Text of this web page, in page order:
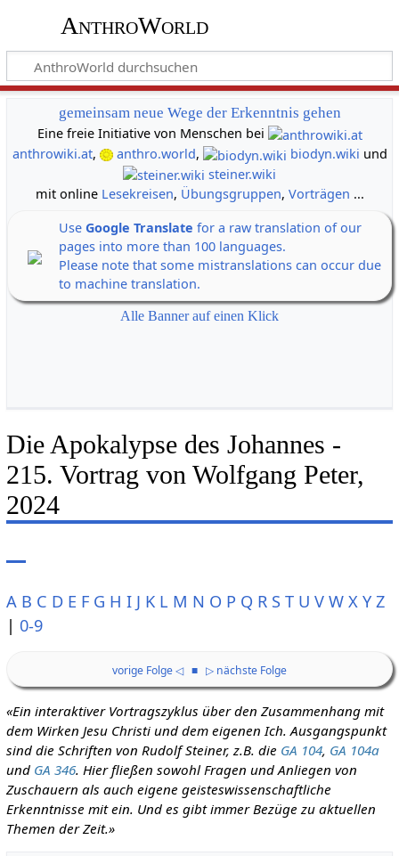
AnthroWorld
gemeinsam neue Wege der Erkenntnis gehen
Eine freie Initiative von Menschen bei
anthrowiki.at, anthro.world, biodyn.wiki und
steiner.wiki
mit online Lesekreisen, Übungsgruppen, Vorträgen ...
Use Google Translate for a raw translation of our
pages into more than 100 languages.
Please note that some mistranslations can occur due
to machine translation.
Alle Banner auf einen Klick
Die Apokalypse des Johannes -
215. Vortrag von Wolfgang Peter,
2024
A B C D E F G H I J K L M N O P Q R S T U V W X Y Z
| 0-9
vorige Folge ◁ ■ ▷ nächste Folge
«Ein interaktiver Vortragszyklus über den Zusammenhang mit
dem Wirken Jesu Christi und dem eigenen Ich. Ausgangspunkt
sind die Schriften von Rudolf Steiner, z.B. die GA 104, GA 104a
und GA 346. Hier fließen sowohl Fragen und Anliegen von
Zuschauern als auch eigene geisteswissenschaftliche
Erkenntnisse mit ein. Und es gibt immer Bezüge zu aktuellen
Themen der Zeit.»